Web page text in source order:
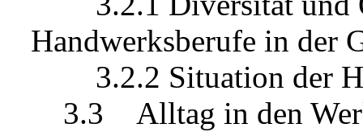
Handwerksberufe in der
3.2.2 Situation der
3.3 Alltag in den